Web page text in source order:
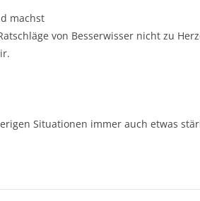
machst
von Besserwisser nicht zu
Situationen immer auch etwas